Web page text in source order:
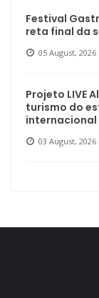
Festival
reta final da
05 August, 2026
Projeto LIVE
turismo do
internacional
03 August, 2026